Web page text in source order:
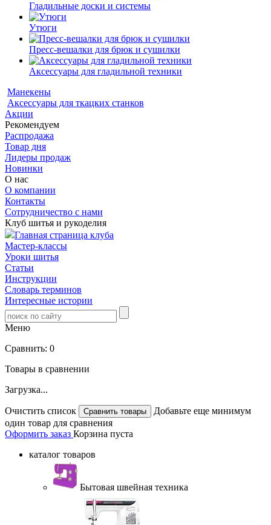
Гладильные доски и системы
Утюги
Пресс-вешалки для брюк и сушилки
Аксессуары для гладильной техники
Манекены
Аксессуары для ткацких станков
Акции
Рекомендуем
Распродажа
Товар дня
Лидеры продаж
Новинки
О нас
О компании
Контакты
Сотрудничество с нами
Клуб шитья и рукоделия
Главная страница клуба
Мастер-классы
Уроки шитья
Статьи
Инструкции
Словарь терминов
Интересные истории
Меню
Сравнить: 0
Товары в сравнении
Загрузка...
Очистить список
Добавьте еще минимум
один товар для сравнения
Оформить заказ Корзина пуста
каталог товаров
Бытовая швейная техника